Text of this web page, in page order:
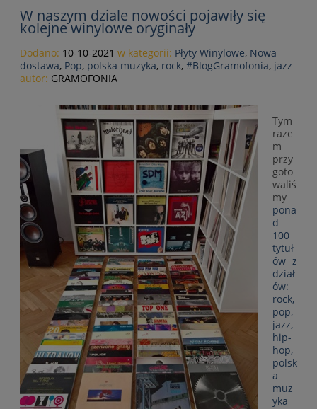
W naszym dziale nowości pojawiły się
kolejne winylowe oryginały
Dodano: 10-10-2021 w kategorii: Płyty Winylowe, Nowa
dostawa, Pop, polska muzyka, rock, #BlogGramofonia, jazz
autor: GRAMOFONIA
Tym
raze
m
przy
goto
waliś
my
pona
d
100
tytuł
ów z
dział
ów:
rock,
pop,
jazz,
hip-
hop,
polsk
a
muz
yka